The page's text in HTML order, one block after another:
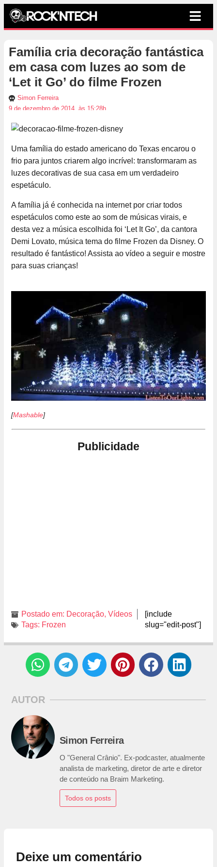
Família cria decoração fantástica
em casa com luzes ao som de
‘Let it Go’ do filme Frozen
Simon Ferreira
9 de dezembro de 2014, às 15:28h
Uma família do estado americano do Texas encarou o
frio para juntos criarem algo incrível: transformaram as
luzes decorativas de sua casa em um verdadeiro
espetáculo.
A família já é conhecida na internet por criar todos
espetáculos como este ao som de músicas virais, e
desta vez a música escolhida foi ‘Let It Go’, da cantora
Demi Lovato, música tema do filme Frozen da Disney. O
resultado é fantástico! Assista ao vídeo a seguir e mostre
para suas crianças!
[Mashable]
Publicidade
Postado em: Decoração, Vídeos
Tags: Frozen
[include
slug="edit-post"]
AUTOR
Simon Ferreira
O "General Crânio". Ex-podcaster, atualmente
analista de marketing, diretor de arte e diretor
de conteúdo na Braim Marketing.
Todos os posts
Deixe um comentário